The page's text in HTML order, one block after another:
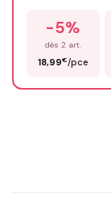
Prénom*
-5%
dès 2 art.
18,99€/pce